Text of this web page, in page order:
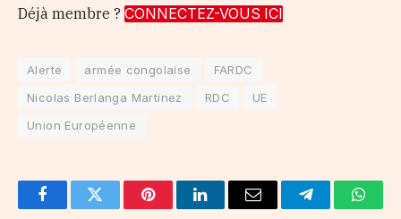
Déjà membre ? CONNECTEZ-VOUS ICI
Alerte armée congolaise
FARDC
Nicolas Berlanga Martinez
RDC
UE
Union Européenne
FacebookTwitter PinterestLinkedInEmail Telegram